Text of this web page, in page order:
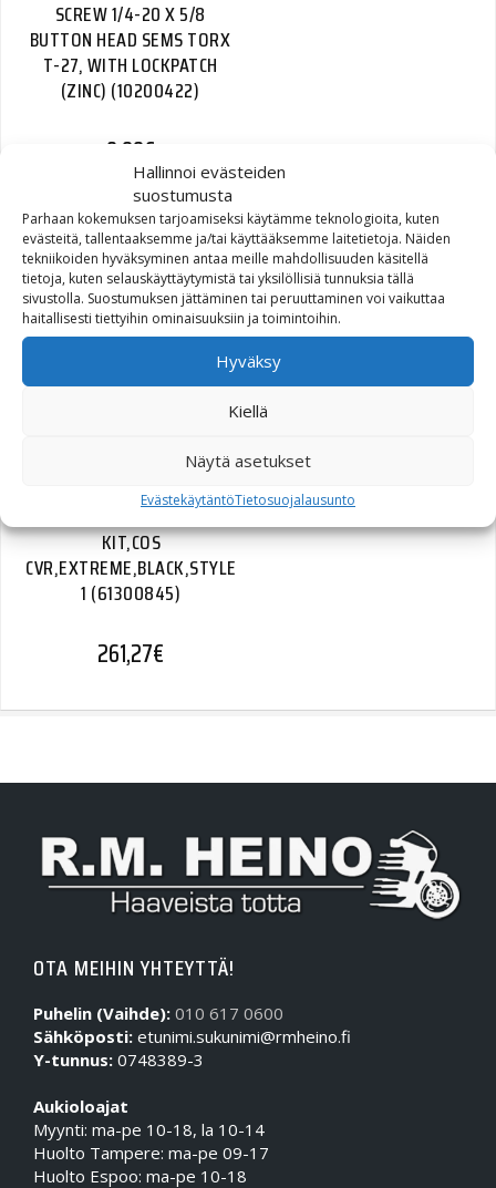
Hallinnoi evästeiden
suostumusta
Parhaan kokemuksen tarjoamiseksi käytämme teknologioita, kuten
evästeitä, tallentaaksemme ja/tai käyttääksemme laitetietoja. Näiden
tekniikoiden hyväksyminen antaa meille mahdollisuuden käsitellä
tietoja, kuten selauskäyttäytymistä tai yksilöllisiä tunnuksia tällä
sivustolla. Suostumuksen jättäminen tai peruuttaminen voi vaikuttaa
haitallisesti tiettyihin ominaisuuksiin ja toimintoihin.
Hyväksy
Kiellä
Näytä asetukset
EvästekäytäntöTietosuojalausunto
SCREW 1/4-20 X 5/8
BUTTON HEAD SEMS TORX
T-27, WITH LOCKPATCH
(ZINC) (10200422)
0,99€
KIT,BRTHR,EXTREME
ELEMENT,BLACK
(29400357)
326,62€
KIT,COS
CVR,EXTREME,BLACK,STYLE
1 (61300845)
261,27€
OTA MEIHIN YHTEYTTÄ!
Puhelin (Vaihde): 010 617 0600
Sähköposti: etunimi.sukunimi@rmheino.fi
Y-tunnus: 0748389-3
Aukioloajat
Myynti: ma-pe 10-18, la 10-14
Huolto Tampere: ma-pe 09-17
Huolto Espoo: ma-pe 10-18